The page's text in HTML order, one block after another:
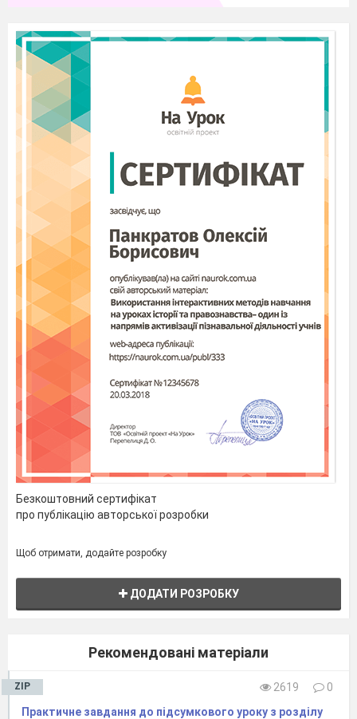
Безкоштовний сертифікат
про публікацію авторської розробки
Щоб отримати, додайте розробку
ДОДАТИ РОЗРОБКУ
Рекомендовані матеріали
ZIP 2619
0
Практичне завдання до підсумкового уроку з розділу